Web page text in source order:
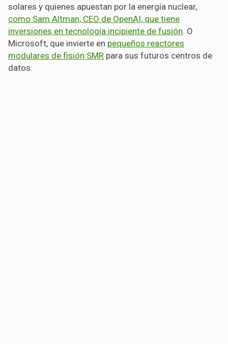
solares y quienes apuestan por la energía nuclear,
como Sam Altman, CEO de OpenAI, que tiene
inversiones en tecnología incipiente de fusión. O
Microsoft, que invierte en pequeños reactores
modulares de fisión SMR para sus futuros centros de
datos.